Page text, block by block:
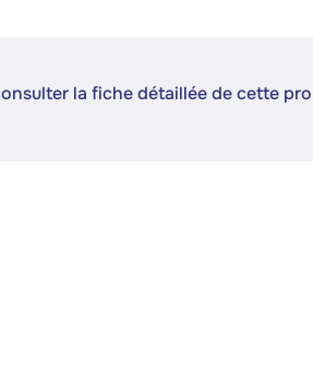
la fiche détaillée de cette